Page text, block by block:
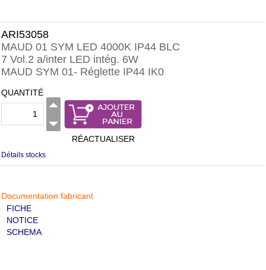
ARI53058
MAUD 01 SYM LED 4000K IP44 BLC
7 Vol.2 a/inter LED intég. 6W
MAUD SYM 01- Réglette IP44 IK0
QUANTITÉ
RÉACTUALISER
Détails stocks
Documentation fabricant
FICHE
NOTICE
SCHEMA